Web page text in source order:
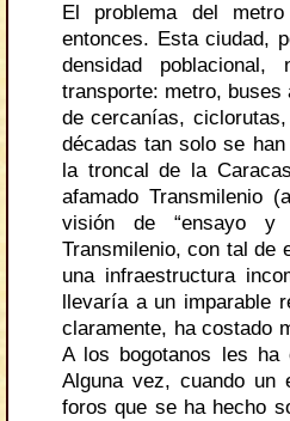
El problema del
entonces. Esta ciudad,
densidad
transporte: metro, buses
de cercanías,
décadas tan solo se
la troncal de la
afamado Transmilenio
visión de “ensayo y
Transmilenio, con tal de
una infraestructura
llevaría a un imparable
claramente, ha costado
A los bogotanos les ha
Alguna vez, cuando un
foros que se ha hecho